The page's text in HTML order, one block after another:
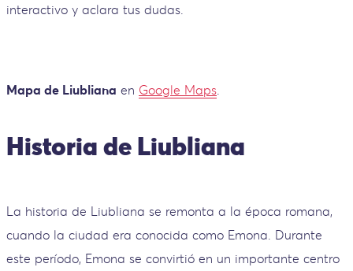
interactivo y aclara tus dudas.
Mapa de Liubliana en Google Maps
Historia de Liubliana
La historia de Liubliana se remonta a la época romana,
cuando la ciudad era conocida como Emona. Durante
este período, Emona se convirtió en un importante centro